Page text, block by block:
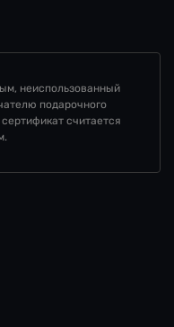
неиспользованный
подарочного
считается